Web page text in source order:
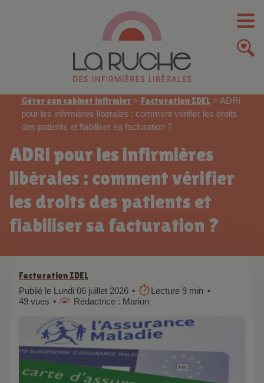
Gérer son cabinet infirmier > Facturation IDEL > ADRi
pour les infirmières libérales : comment vérifier les droits
des patients et fiabiliser sa facturation ?
ADRi pour les infirmières
libérales : comment vérifier
les droits des patients et
fiabiliser sa facturation ?
Facturation IDEL
Publié le Lundi 06 juillet 2026
Lecture 9 min
49 vues
Rédactrice : Marion